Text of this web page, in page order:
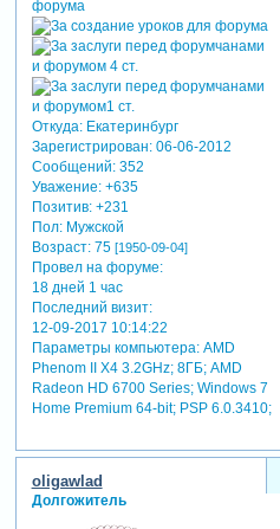
Откуда:Екатеринбург
Зарегистрирован: 06-06-2012
Сообщений:352
Уважение: +635
Позитив: +231
Пол:Мужской
Возраст:75 [1950-09-04]
Провел на форуме:
18 дней 1 час
Последний визит:
12-09-2017 10:14:22
Параметры компьютера:AMD
Phenom II X4 3.2GHz; 8ГБ; AMD
Radeon HD 6700 Series; Windows 7
Home Premium 64-bit; PSP 6.0.3410;
oligawlad
Долгожитель